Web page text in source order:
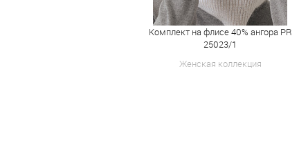
Комплект на флисе 40% ангора PR
25023/1
Женская коллекция